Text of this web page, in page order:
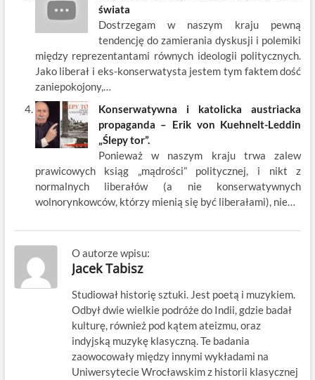
świata
Dostrzegam w naszym kraju pewną
tendencję do zamierania dyskusji i polemiki
między reprezentantami równych ideologii politycznych.
Jako liberał i eks-konserwatysta jestem tym faktem dość
zaniepokojony,…
Konserwatywna i katolicka austriacka
propaganda – Erik von Kuehnelt-Leddin
„Ślepy tor”.
Ponieważ w naszym kraju trwa zalew
prawicowych ksiąg „mądrości” politycznej, i nikt z
normalnych liberałów (a nie konserwatywnych
wolnorynkowców, którzy mienią się być liberałami), nie…
O autorze wpisu:
Jacek Tabisz
Studiował historię sztuki. Jest poetą i muzykiem.
Odbył dwie wielkie podróże do Indii, gdzie badał
kulturę, również pod kątem ateizmu, oraz
indyjską muzykę klasyczną. Te badania
zaowocowały między innymi wykładami na
Uniwersytecie Wrocławskim z historii klasycznej